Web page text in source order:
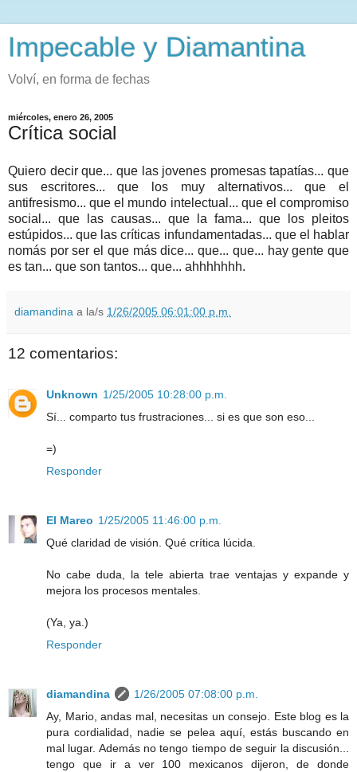
Impecable y Diamantina
Volví, en forma de fechas
miércoles, enero 26, 2005
Crítica social
Quiero decir que... que las jovenes promesas tapatías... que
sus escritores... que los muy alternativos... que el
antifresismo... que el mundo intelectual... que el compromiso
social... que las causas... que la fama... que los pleitos
estúpidos... que las críticas infundamentadas... que el hablar
nomás por ser el que más dice... que... que... hay gente que
es tan... que son tantos... que... ahhhhhhh.
diamandina a la/s 1/26/2005 06:01:00 p.m.
12 comentarios:
Unknown 1/25/2005 10:28:00 p.m.
Sí... comparto tus frustraciones... si es que son eso...
=)
Responder
El Mareo 1/25/2005 11:46:00 p.m.
Qué claridad de visión. Qué crítica lúcida.
No cabe duda, la tele abierta trae ventajas y expande y
mejora los procesos mentales.
(Ya, ya.)
Responder
diamandina
1/26/2005 07:08:00 p.m.
Ay, Mario, andas mal, necesitas un consejo. Este blog es la
pura cordialidad, nadie se pelea aquí, estás buscando en
mal lugar. Además no tengo tiempo de seguir la discusión...
tengo que ir a ver 100 mexicanos dijeron, de donde